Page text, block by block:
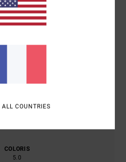
/5
RECOMMANDENT CE PRODUIT
COLORIS
5.0
ALL COUNTRIES